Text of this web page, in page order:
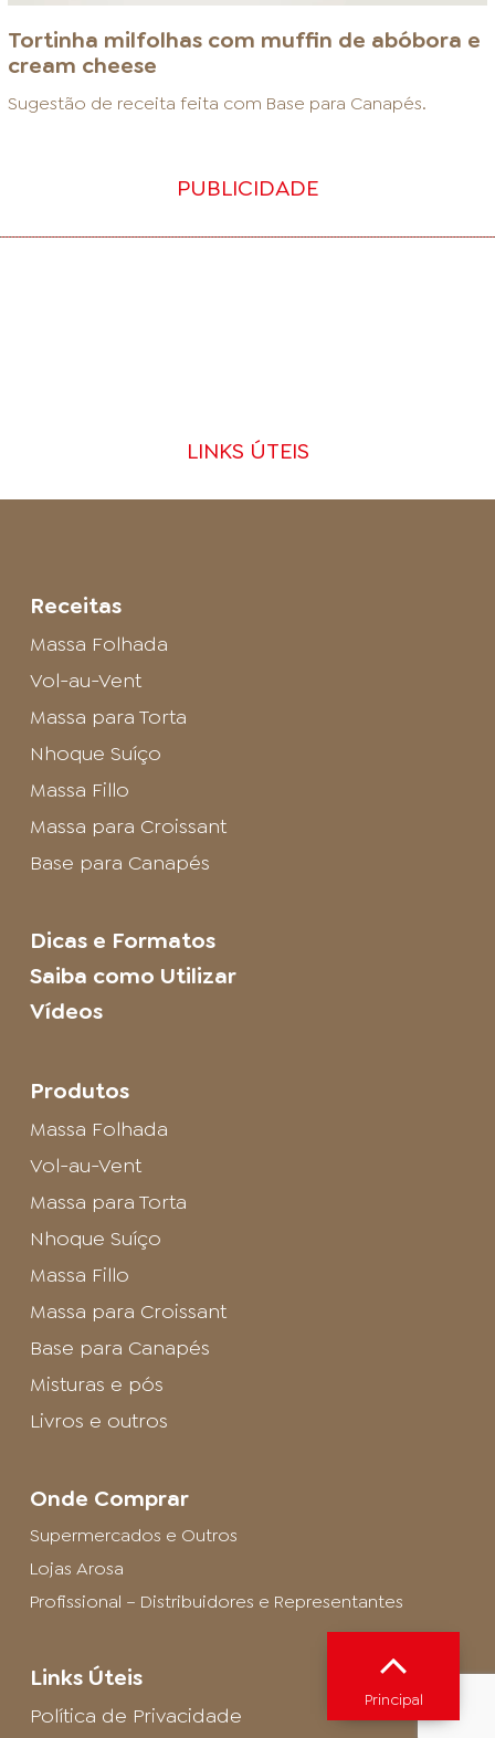
Tortinha milfolhas com muffin de abóbora e
cream cheese
Sugestão de receita feita com Base para Canapés.
PUBLICIDADE
LINKS ÚTEIS
Receitas
Massa Folhada
Vol-au-Vent
Massa para Torta
Nhoque Suíço
Massa Fillo
Massa para Croissant
Base para Canapés
Dicas e Formatos
Saiba como Utilizar
Vídeos
Produtos
Massa Folhada
Vol-au-Vent
Massa para Torta
Nhoque Suíço
Massa Fillo
Massa para Croissant
Base para Canapés
Misturas e pós
Livros e outros
Onde Comprar
Supermercados e Outros
Lojas Arosa
Profissional – Distribuidores e Representantes
Links Úteis
Política de Privacidade
Principal